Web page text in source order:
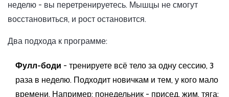
неделю - вы перетренируетесь. Мышцы не смогут
восстановиться, и рост остановится.
Два подхода к программе:
Фулл-боди - тренируете всё тело за одну сессию, 3
раза в неделю. Подходит новичкам и тем, у кого мало
времени. Например: понедельник - присед, жим, тяга;